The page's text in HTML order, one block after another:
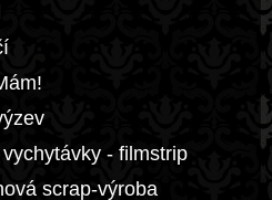
- filmstrip
scrap-výroba